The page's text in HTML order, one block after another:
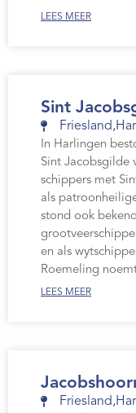
LEES MEER
Sint
Friesland,
In Harlingen
Sint Jacobsgilde
schippers met
als
stond ook
en als
Roemeling
LEES MEER
Friesland,